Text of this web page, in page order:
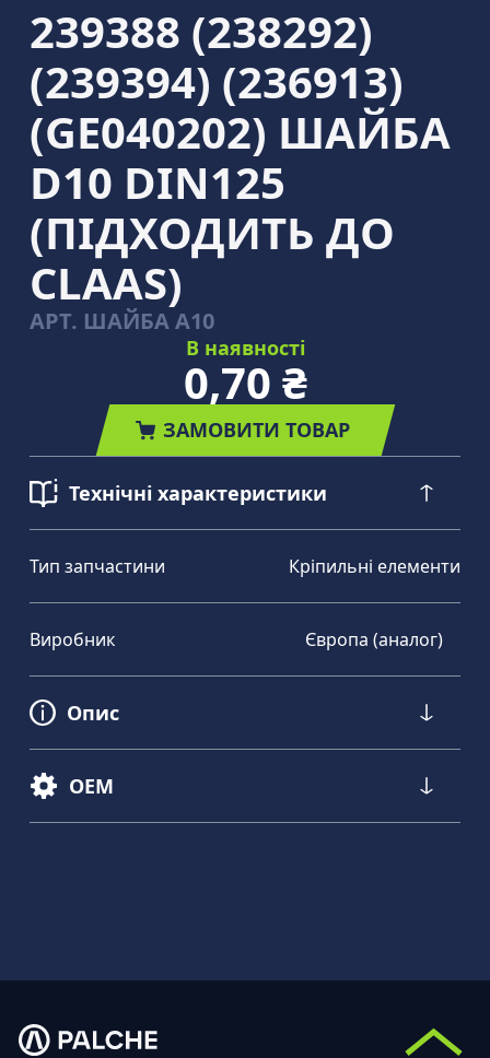
239388 (238292)
(239394) (236913)
(GE040202) ШАЙБА
D10 DIN125
(ПІДХОДИТЬ ДО
CLAAS)
АРТ. ШАЙБА А10
В наявності
0,70 ₴
ЗАМОВИТИ ТОВАР
Технічні характеристики
Тип запчастини Кріпильні елементи
Виробник Європа (аналог)
Опис
OEM